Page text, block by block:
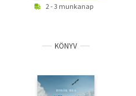
2 - 3 munkanap
KÖNYV